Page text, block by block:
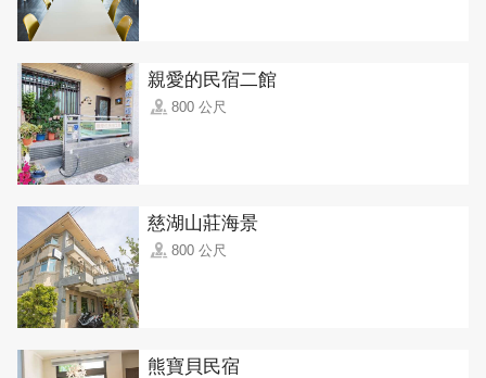
親愛的民宿二館
800 公尺
慈湖山莊海景
800 公尺
熊寶貝民宿